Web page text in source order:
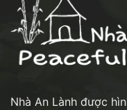
Nhà An Lành được